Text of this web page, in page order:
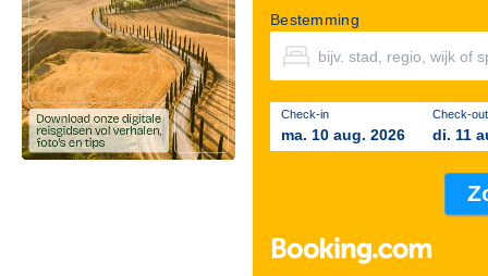
Bestemming
Check-in
ma. 10 aug. 2026
Check-out
di. 11